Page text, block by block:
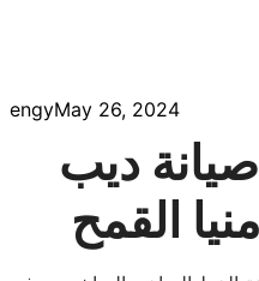
engyMay 26, 2024
ديب
القمح